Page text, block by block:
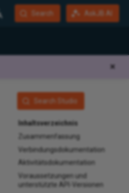
Search AskJB AI
✕
Search Studio
Inhaltsverzeichnis
Zusammenfassung
Verbindungsdokumentation
Aktivitätsdokumentation
Voraussetzungen und
unterstützte API-Versionen